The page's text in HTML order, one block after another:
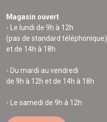
Magasin ouvert
- Le lundi de 9h à 12h
(pas de standard téléphonique)
et de 14h à 18h
- Du mardi au vendredi
de 9h à 12h et de 14h à 18h
- Le samedi de 9h à 12h